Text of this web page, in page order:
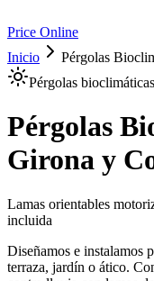
Price Online
Inicio
Pérgolas
Pérgolas bioclimáticas
Pérgolas
Girona y
Lamas orientables
incluida
Diseñamos e instalamos
terraza, jardín o ático.